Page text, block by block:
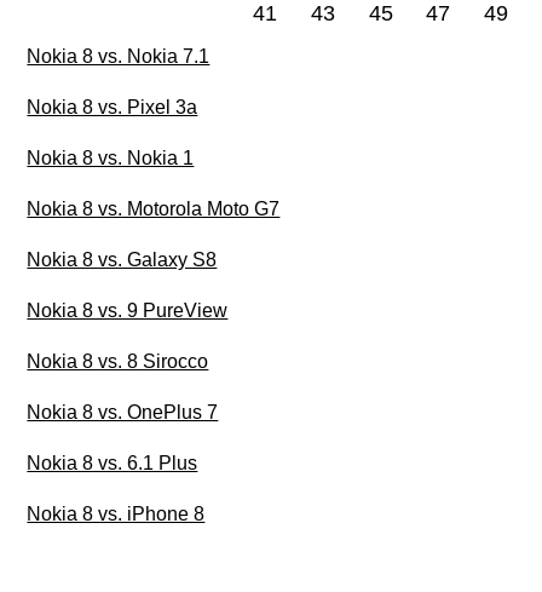
41 43 45 47 49
Nokia 8 vs. Nokia 7.1
Nokia 8 vs. Pixel 3a
Nokia 8 vs. Nokia 1
Nokia 8 vs. Motorola Moto G7
Nokia 8 vs. Galaxy S8
Nokia 8 vs. 9 PureView
Nokia 8 vs. 8 Sirocco
Nokia 8 vs. OnePlus 7
Nokia 8 vs. 6.1 Plus
Nokia 8 vs. iPhone 8